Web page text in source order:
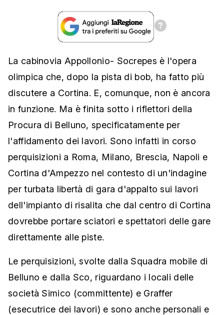
La cabinovia Appollonio- Socrepes è l'opera
olimpica che, dopo la pista di bob, ha fatto più
discutere a Cortina. E, comunque, non è ancora
in funzione. Ma è finita sotto i riflettori della
Procura di Belluno, specificatamente per
l'affidamento dei lavori. Sono infatti in corso
perquisizioni a Roma, Milano, Brescia, Napoli e
Cortina d'Ampezzo nel contesto di un'indagine
per turbata libertà di gara d'appalto sui lavori
dell'impianto di risalita che dal centro di Cortina
dovrebbe portare sciatori e spettatori delle gare
direttamente alle piste.
Le perquisizioni, svolte dalla Squadra mobile di
Belluno e dalla Sco, riguardano i locali delle
società Simico (committente) e Graffer
(esecutrice dei lavori) e sono anche personali e